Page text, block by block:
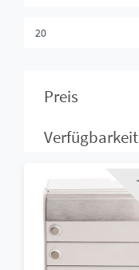
Preis
Verfügbarkeit